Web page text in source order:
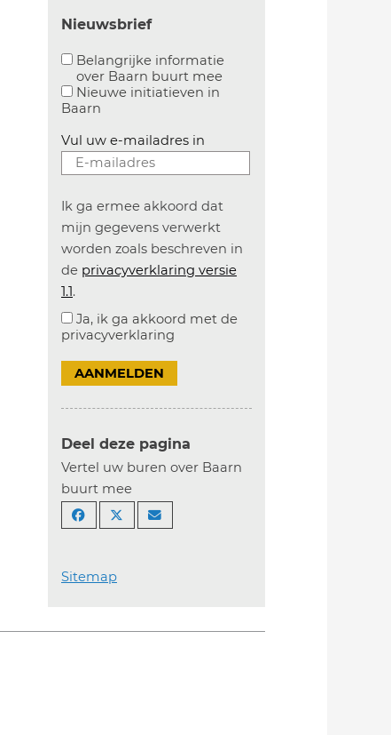
Nieuwsbrief
Belangrijke informatie
over Baarn buurt mee
Aanvinken om belangrijke informatie over
Nieuwe initiatieven in
Baarn
Vul uw e-mailadres in
Ik ga ermee akkoord dat
mijn gegevens verwerkt
worden zoals beschreven in
de privacyverklaring versie
1.1.
Ja, ik ga akkoord met de
privacyverklaring
AANMELDEN
Deel deze pagina
Vertel uw buren over Baarn
buurt mee
Sitemap